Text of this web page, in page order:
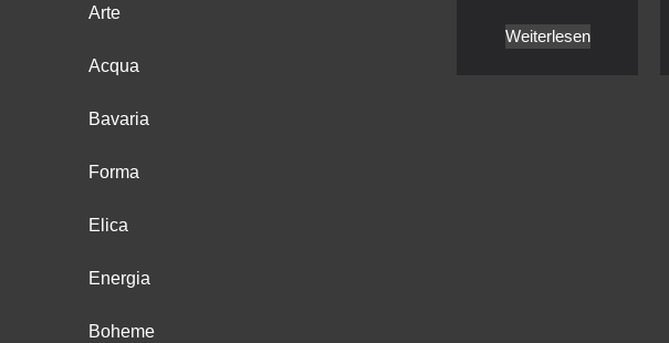
Arte
Acqua
Bavaria
Forma
Elica
Energia
Boheme
Weiterlesen